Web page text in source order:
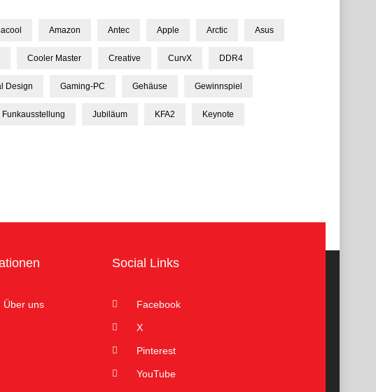
Amazon Antec Apple Arctic Asus
Cooler Master Creative CurvX DDR4
Design Gaming-PC Gehäuse Gewinnspiel
Funkausstellung Jubiläum KFA2 Keynote
Über uns
Social Links
Facebook
X
Pinterest
YouTube